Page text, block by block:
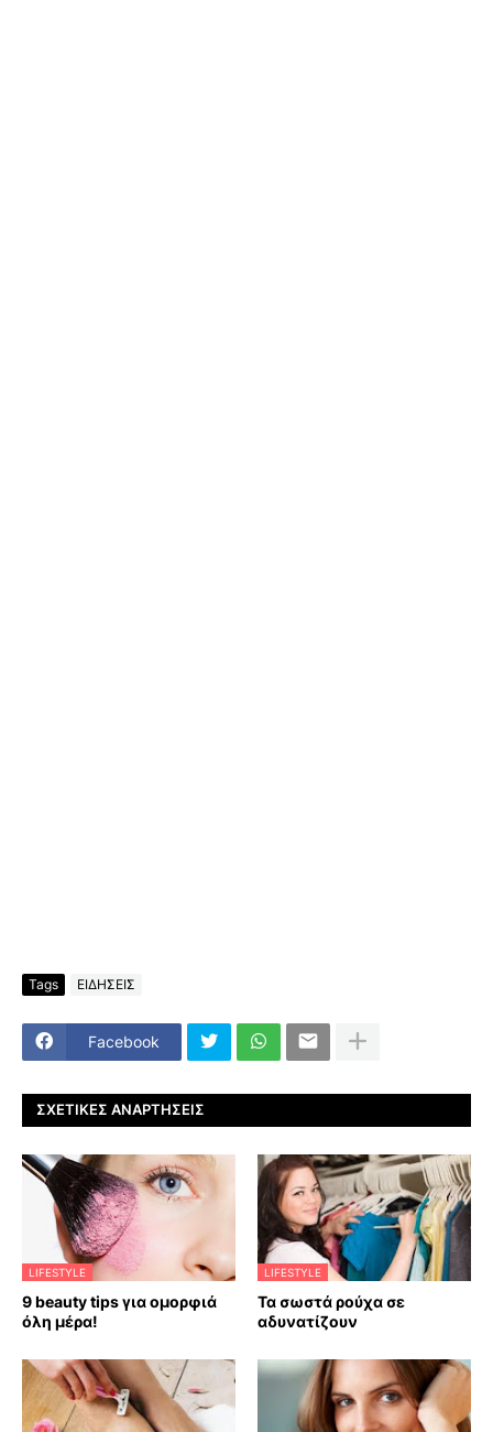
Tags ΕΙΔΗΣΕΙΣ
Facebook
ΣΧΕΤΙΚΈΣ ΑΝΑΡΤΉΣΕΙΣ
LIFESTYLE
9 beauty tips για ομορφιά
όλη μέρα!
LIFESTYLE
Τα σωστά ρούχα σε
αδυνατίζουν